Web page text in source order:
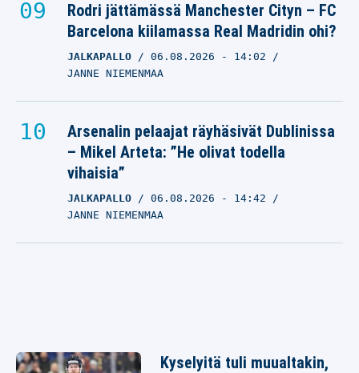
Rodri jättämässä Manchester Cityn – FC
Barcelona kiilamassa Real Madridin ohi?
JALKAPALLO 06.08.2026 - 14:02
JANNE NIEMENMAA
Arsenalin pelaajat räyhäsivät Dublinissa
– Mikel Arteta: ”He olivat todella
vihaisia”
JALKAPALLO 06.08.2026 - 14:42
JANNE NIEMENMAA
Kyselyitä tuli muualtakin,